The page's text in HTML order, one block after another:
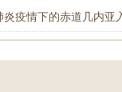
炎疫情下的赤道几内亚